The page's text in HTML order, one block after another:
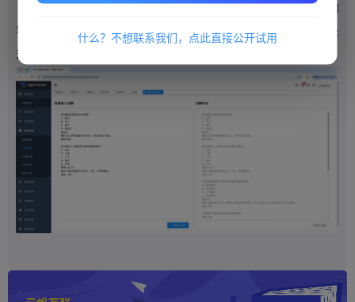
特点：兼容性好，除了
中的内容也可以将其他平台格式的内
容导入到系统中；有一定的格式要求，需要利用word的编辑工作处
理成系统识别的格式。
什么？不想联系我们，点此直接公开试用